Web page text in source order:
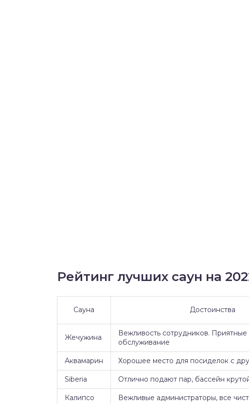
Рейтинг лучших саун на
Сауна Достоинства
Жечужина
Вежливость сотрудников.
обслуживание
Аквамарин Хорошее место для посиделок с
Siberia Отлично подают пар, бассейн
Калипсо Вежливые администраторы, все